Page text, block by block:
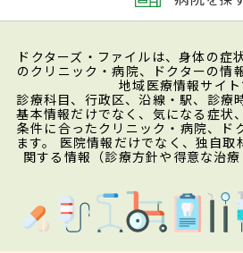
ドクターズ・ファイルは、身体の症
のクリニック・病院、ドクターの情
地域医療情報サイト
診療科目、行政区、沿線・駅、診療
基本情報だけでなく、気になる症状
条件に合ったクリニック・病院、ド
ます。 医院情報だけでなく、独自取
関する情報（診療方針や得意な治療